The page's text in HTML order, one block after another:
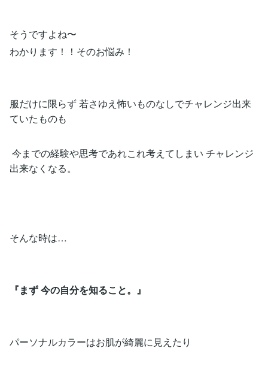
そうですよね〜
わかります！！そのお悩み！
服だけに限らず 若さゆえ怖いものなしでチャレンジ出来
ていたものも
今までの経験や思考であれこれ考えてしまい チャレンジ
出来なくなる。
そんな時は…
『まず 今の自分を知ること。』
パーソナルカラーはお肌が綺麗に見えたり